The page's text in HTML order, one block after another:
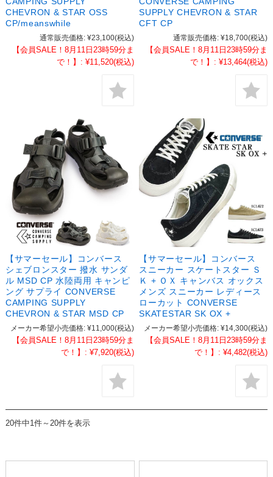
CHEVRON & STAR OSS
CP/meanswhile
通常販売価格: ¥23,100(税込)
【会員SALE！8月11日23時59分ま
で！】: ¥11,520(税込)
SUPPLY CHEVRON & STAR
CFT CP
通常販売価格: ¥18,700(税込)
【会員SALE！8月11日23時59分ま
で！】: ¥13,464(税込)
【サマーセール】コンバース
シェブロンスター 撥水 サンダ
ル MSD CP 水陸両用 キャンピ
ング サプライ CONVERSE
CAMPING SUPPLY
CHEVRON & STAR MSD CP
メーカー希望小売価格: ¥11,000(税込)
【会員SALE！8月11日23時59分ま
で！】: ¥7,920(税込)
【サマーセール】コンバース
スニーカー スケートスター Ｓ
Ｋ + ＯＸ キャンバス オックス
メンズ スニーカー レディース
ローカット CONVERSE
SKATESTAR SK OX +
メーカー希望小売価格: ¥14,300(税込)
【会員SALE！8月11日23時59分ま
で！】: ¥4,482(税込)
20件中1件～20件を表示